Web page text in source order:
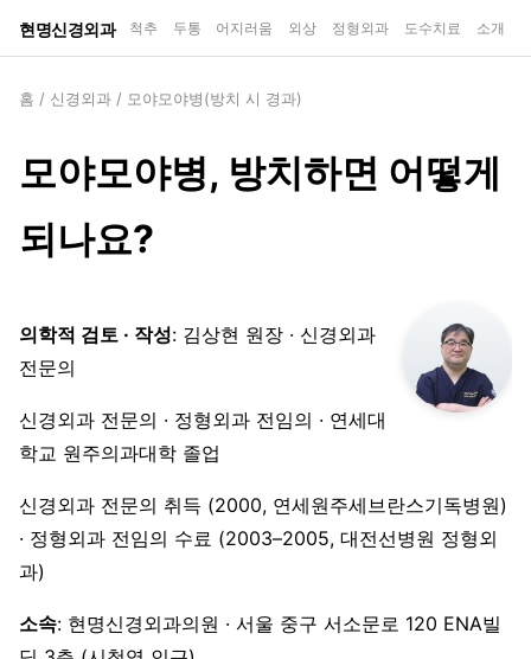
현명신경외과 척추 두통 어지러움 외상 정형외과 도수치료 소개
홈 / 신경외과 / 모야모야병(방치 시 경과)
모야모야병, 방치하면 어떻게
되나요?
의학적 검토 · 작성: 김상현 원장 · 신경외과
전문의
신경외과 전문의 · 정형외과 전임의 · 연세대
학교 원주의과대학 졸업
신경외과 전문의 취득 (2000, 연세원주세브란스기독병원)
· 정형외과 전임의 수료 (2003–2005, 대전선병원 정형외
과)
소속: 현명신경외과의원 · 서울 중구 서소문로 120 ENA빌